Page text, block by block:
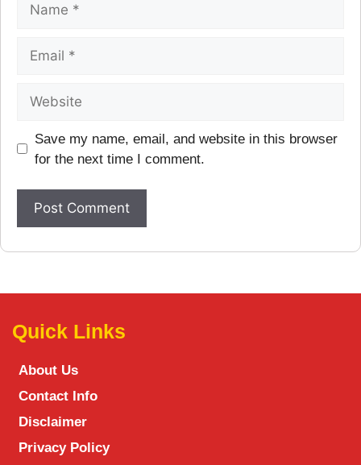
Save my name, email, and website in this browser
for the next time I comment.
Quick Links
About Us
Contact Info
Disclaimer
Privacy Policy